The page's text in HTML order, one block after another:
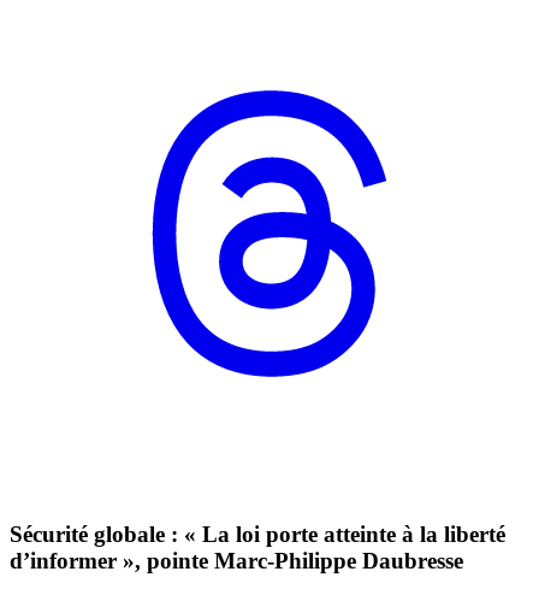
Sécurité globale : « La loi porte atteinte à la liberté
d’informer », pointe Marc-Philippe Daubresse